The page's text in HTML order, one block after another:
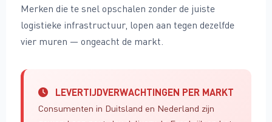
Merken die te snel opschalen zonder de juiste
logistieke infrastructuur, lopen aan tegen dezelfde
vier muren — ongeacht de markt.
LEVERTIJDVERWACHTINGEN PER MARKT
Consumenten in Duitsland en Nederland zijn